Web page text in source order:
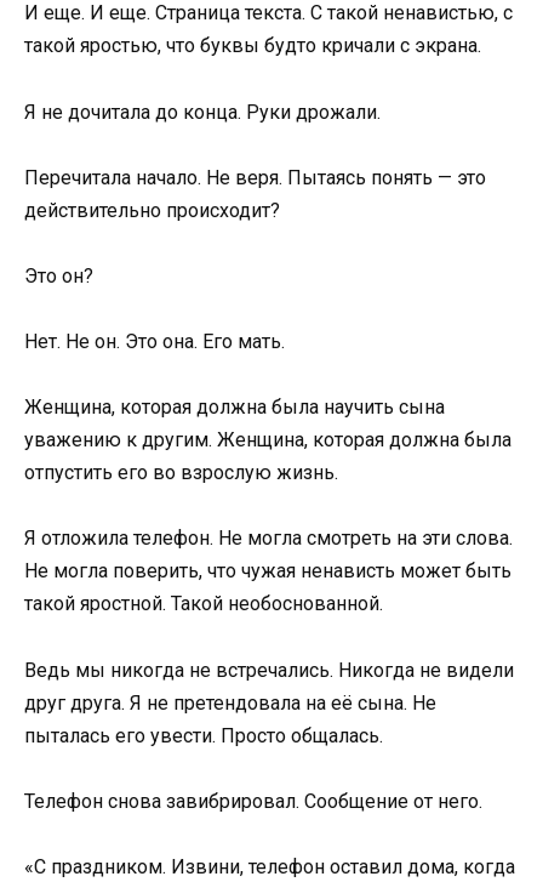
И еще. И еще. Страница текста. С такой ненавистью, с
такой яростью, что буквы будто кричали с экрана.
Я не дочитала до конца. Руки дрожали.
Перечитала начало. Не веря. Пытаясь понять — это
действительно происходит?
Это он?
Нет. Не он. Это она. Его мать.
Женщина, которая должна была научить сына
уважению к другим. Женщина, которая должна была
отпустить его во взрослую жизнь.
Я отложила телефон. Не могла смотреть на эти слова.
Не могла поверить, что чужая ненависть может быть
такой яростной. Такой необоснованной.
Ведь мы никогда не встречались. Никогда не видели
друг друга. Я не претендовала на её сына. Не
пыталась его увести. Просто общалась.
Телефон снова завибрировал. Сообщение от него.
«С праздником. Извини, телефон оставил дома, когда